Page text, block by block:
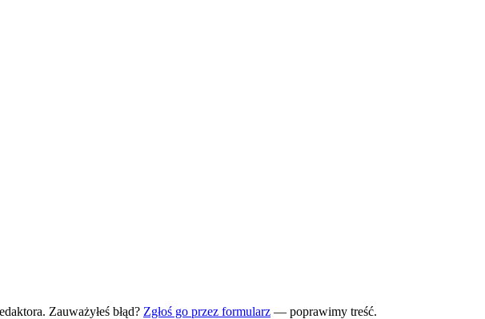
Zauważyłeś błąd? Zgłoś go przez formularz — poprawimy treść.